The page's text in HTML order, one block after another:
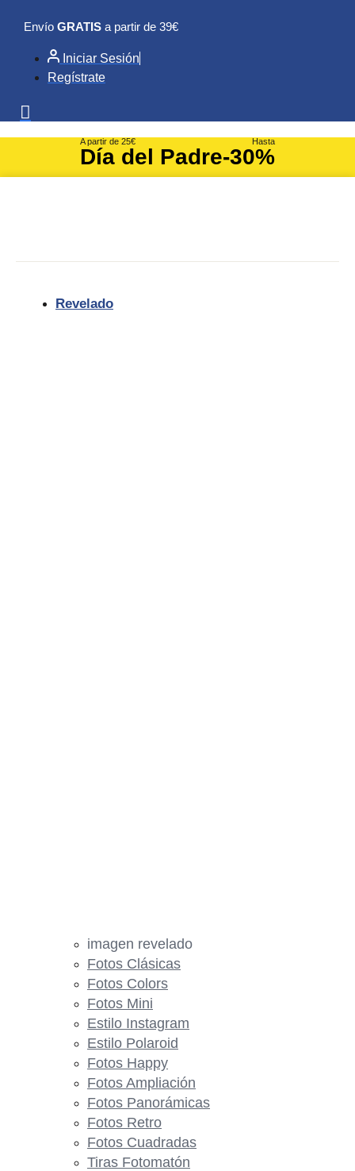
contenido
Envío GRATIS a partir de 39€
Iniciar Sesión
Regístrate
A partir de 25€
Día del Padre
Hasta
-30%
Revelado
imagen revelado
Fotos Clásicas
Fotos Colors
Fotos Mini
Estilo Instagram
Estilo Polaroid
Fotos Happy
Fotos Ampliación
Fotos Panorámicas
Fotos Retro
Fotos Cuadradas
Tiras Fotomatón